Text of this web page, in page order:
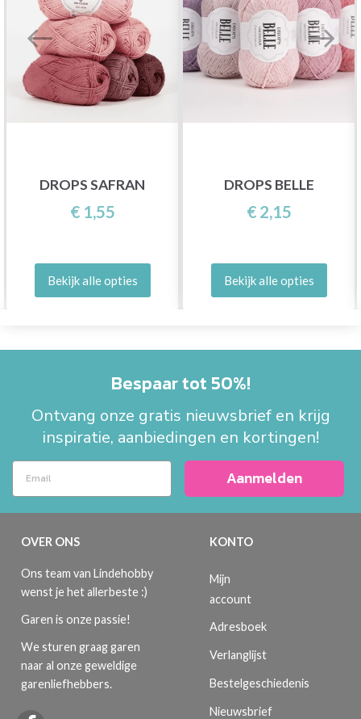
DROPS SAFRAN
€ 1,55
Bekijk alle opties
DROPS BELLE
€ 2,15
Bekijk alle opties
Bespaar tot 50%!
Ontvang onze gratis nieuwsbrief en krijg
inspiratie, aanbiedingen en kortingen!
Aanmelden
OVER ONS
Ons team van Lindehobby
wenst je het allerbeste :)
Garen is onze passie!
We sturen graag garen
naar al onze geweldige
garenliefhebbers.
KONTO
Mijn
account
Adresboek
Verlanglijst
Bestelgeschiedenis
Nieuwsbrief